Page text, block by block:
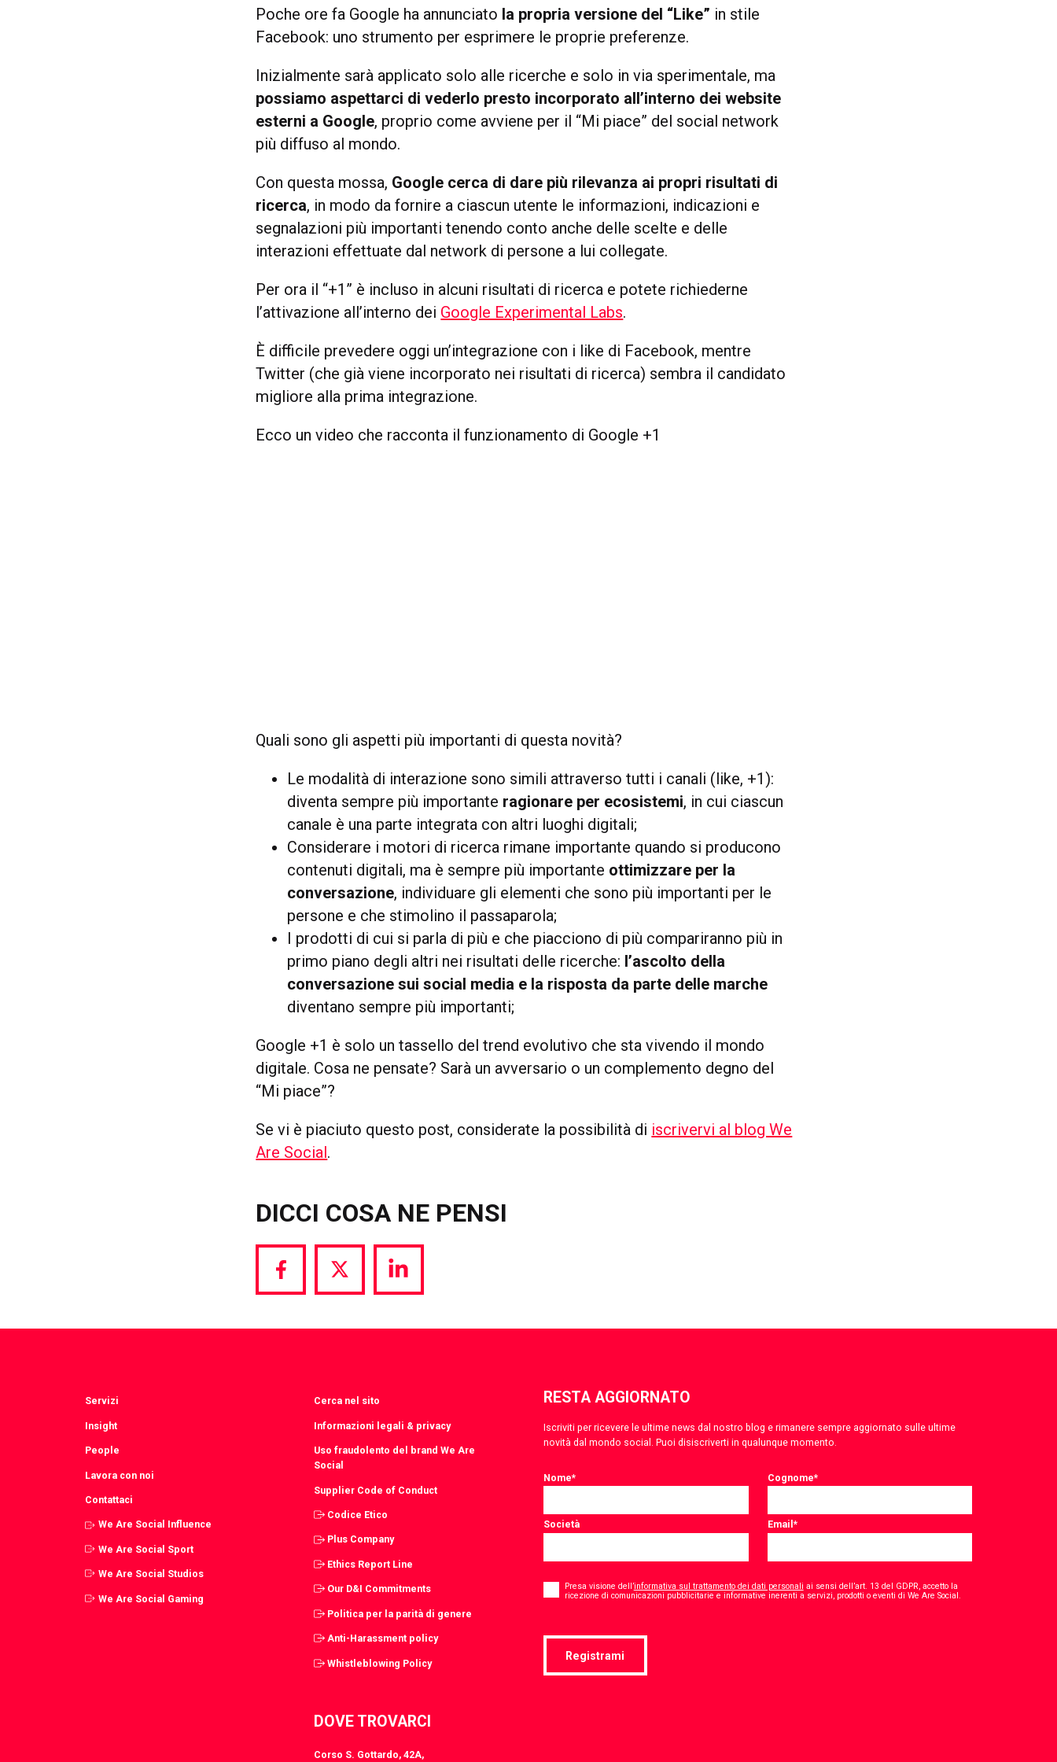
Poche ore fa Google ha annunciato la propria versione del “Like” in stile
Facebook: uno strumento per esprimere le proprie preferenze.
Inizialmente sarà applicato solo alle ricerche e solo in via sperimentale, ma
possiamo aspettarci di vederlo presto incorporato all’interno dei website
esterni a Google, proprio come avviene per il “Mi piace” del social network
più diffuso al mondo.
Con questa mossa, Google cerca di dare più rilevanza ai propri risultati di
ricerca, in modo da fornire a ciascun utente le informazioni, indicazioni e
segnalazioni più importanti tenendo conto anche delle scelte e delle
interazioni effettuate dal network di persone a lui collegate.
Per ora il “+1” è incluso in alcuni risultati di ricerca e potete richiederne
l’attivazione all’interno dei Google Experimental Labs.
È difficile prevedere oggi un’integrazione con i like di Facebook, mentre
Twitter (che già viene incorporato nei risultati di ricerca) sembra il candidato
migliore alla prima integrazione.
Ecco un video che racconta il funzionamento di Google +1
Quali sono gli aspetti più importanti di questa novità?
Le modalità di interazione sono simili attraverso tutti i canali (like, +1):
diventa sempre più importante ragionare per ecosistemi, in cui ciascun
canale è una parte integrata con altri luoghi digitali;
Considerare i motori di ricerca rimane importante quando si producono
contenuti digitali, ma è sempre più importante ottimizzare per la
conversazione, individuare gli elementi che sono più importanti per le
persone e che stimolino il passaparola;
I prodotti di cui si parla di più e che piacciono di più compariranno più in
primo piano degli altri nei risultati delle ricerche: l’ascolto della
conversazione sui social media e la risposta da parte delle marche
diventano sempre più importanti;
Google +1 è solo un tassello del trend evolutivo che sta vivendo il mondo
digitale. Cosa ne pensate? Sarà un avversario o un complemento degno del
“Mi piace”?
Se vi è piaciuto questo post, considerate la possibilità di iscrivervi al blog We
Are Social.
DICCI COSA NE PENSI
Share
Facebook
Share
Twitter
Share
LinkedIn
Servizi
Insight
People
Lavora con noi
Contattaci
We Are Social Influence
We Are Social Sport
We Are Social Studios
We Are Social Gaming
Cerca nel sito
Informazioni legali & privacy
Uso fraudolento del brand We Are
Social
Supplier Code of Conduct
Codice Etico
Plus Company
Ethics Report Line
Our D&I Commitments
Politica per la parità di genere
Anti-Harassment policy
Whistleblowing Policy
DOVE TROVARCI
Corso S. Gottardo, 42A,
RESTA AGGIORNATO
Iscriviti per ricevere le ultime news dal nostro blog e rimanere sempre aggiornato sulle ultime
novità dal mondo social. Puoi disiscriverti in qualunque momento.
Nome* Cognome*
Società Email*
* Presa visione dell’informativa sul trattamento dei dati personali ai sensi dell’art. 13 del GDPR, accetto la
ricezione di comunicazioni pubblicitarie e informative inerenti a servizi, prodotti o eventi di We Are Social.
Registrami